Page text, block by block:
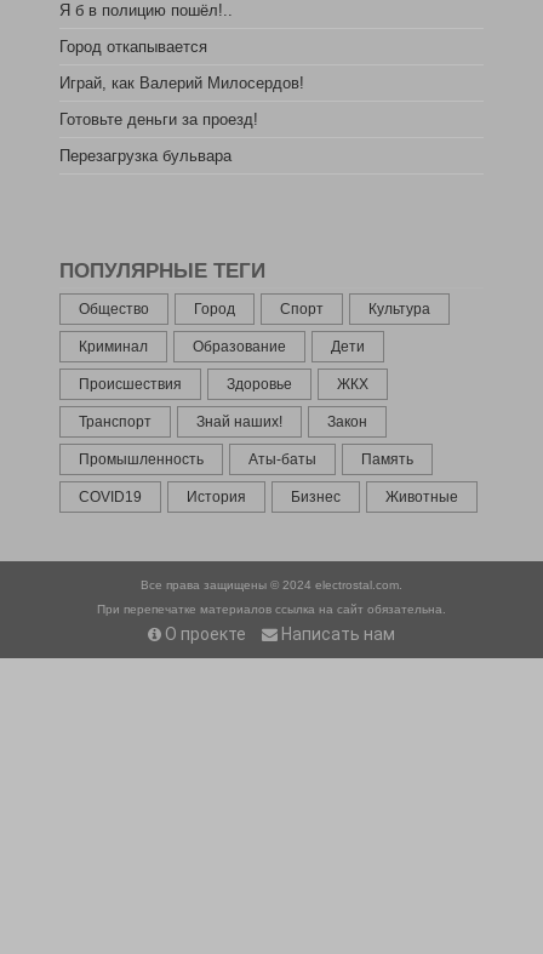
Я б в полицию пошёл!..
Город откапывается
Играй, как Валерий Милосердов!
Готовьте деньги за проезд!
Перезагрузка бульвара
ПОПУЛЯРНЫЕ ТЕГИ
Общество Город Спорт Культура
Криминал Образование Дети
Происшествия Здоровье ЖКХ
Транспорт Знай наших! Закон
Промышленность Аты-баты Память
COVID19 История Бизнес Животные
Все права защищены © 2024 electrostal.com.
При перепечатке материалов ссылка на сайт обязательна.
О проекте Написать нам